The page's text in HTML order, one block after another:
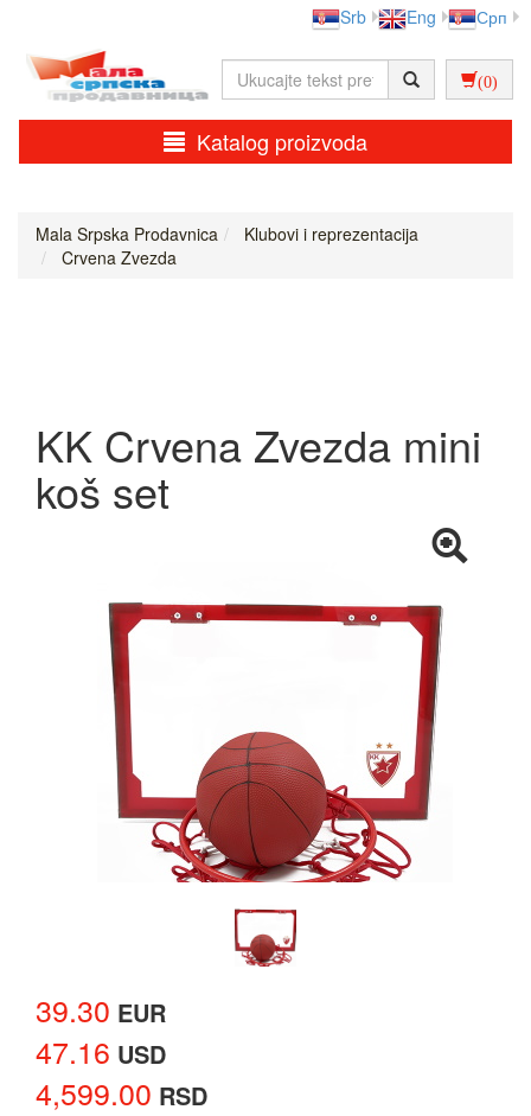
Srb Eng Срп
(0)
Katalog proizvoda
Mala Srpska Prodavnica
Klubovi i reprezentacija
Crvena Zvezda
KK Crvena Zvezda mini
koš set
39.30 EUR
47.16 USD
4,599.00 RSD